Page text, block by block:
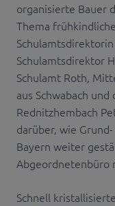
organisierte Bauer
Thema
Schulamtsdirektor
Schulamt Roth,
aus Schwabach
Rednitzhembach
darüber, wie
Bayern weiter
Abgeordnetenbüro
Schnell